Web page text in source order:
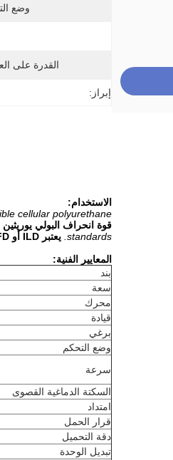
وضع
القدرة على
إبراز:
الاستخدام:
cellular polyurethane.
قوة انحراف البولي
standards. يعتبر ILD أو IFD الخاص بالبولي يوريثين الخلوي المرن اختبارًا شائعًا ، وفقًا للمعايير الدولية ASTM و ISO و AS و BS.
المعايير الفنية:
بند
سعة
محرك
قيادة
برغي
وضع التحكم
سرعة
السكتة الدماغية القصوى
امتداد
قرار الحمل
دقة التحميل
تبديل الوحدة